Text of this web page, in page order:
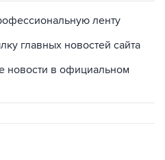
ленту
главных новостей сайта
новости в официальном